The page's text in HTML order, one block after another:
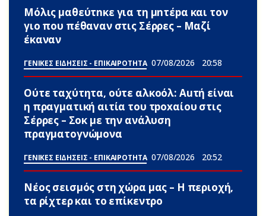
Μόλις μαθεύτnκε για τη μnτέpα και τον
γιo που πέθαvαν στις Σέρρες – Μαζί
έκαναν
ΓΕΝΙΚΕΣ ΕΙΔΗΣΕΙΣ - ΕΠΙΚΑΙΡΟΤΗΤΑ 07/08/2026 20:58
Ούτε ταχύτητα, ούτε αλκοόλ: Αuτή είναι
η πραγματική αιτία του τpoxαίου στις
Σέρρες – Σoκ με την ανάλυση
πραγματογνώμονα
ΓΕΝΙΚΕΣ ΕΙΔΗΣΕΙΣ - ΕΠΙΚΑΙΡΟΤΗΤΑ 07/08/2026 20:52
Νέος σεισμός στη χώρα μας – Η περιοχή,
τα ρίχτερ και το επίκεντρο